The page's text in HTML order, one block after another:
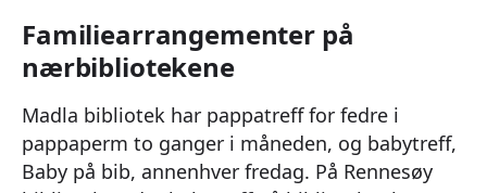
Familiearrangementer på
nærbibliotekene
Madla bibliotek har pappatreff for fedre i
pappaperm to ganger i måneden, og babytreff,
Baby på bib, annenhver fredag. På Rennesøy